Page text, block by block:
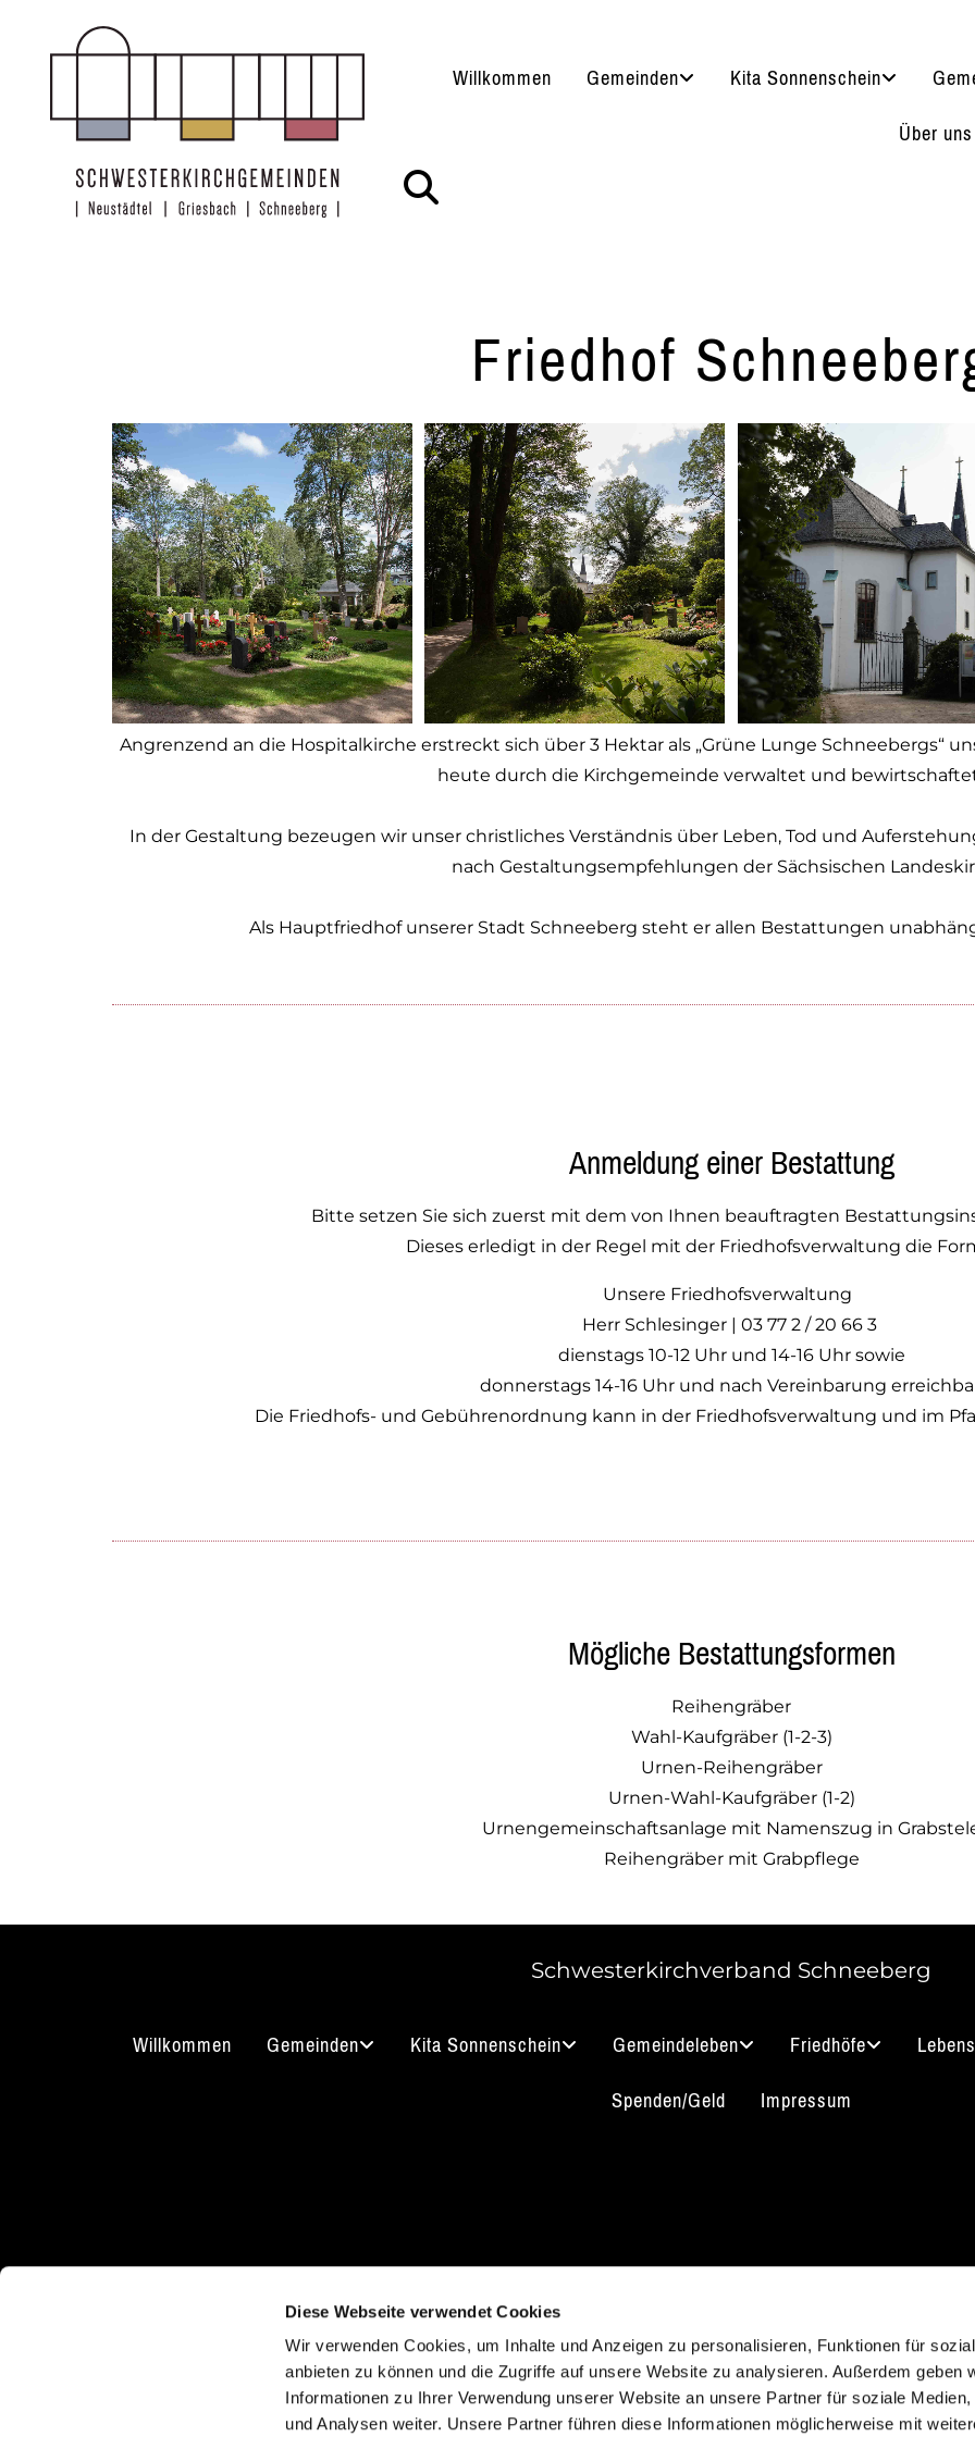
Diese Webseite verwendet Cookies
Wir verwenden Cookies, um Inhalte und Anzeigen zu personalisieren, Funktionen für
anbieten zu können und die Zugriffe auf unsere Website zu analysieren. Außerdem geben
Informationen zu Ihrer Verwendung unserer Website an unsere Partner für soziale Medien,
und Analysen weiter. Unsere Partner führen diese Informationen möglicherweise mit
Zum Inhalt springen
Willkommen Gemeinden Kita Sonnenschein
Über uns
Friedhof
Angrenzend an die Hospitalkirche erstreckt sich über 3 Hektar als „Grüne Lunge Schneebergs“
heute durch die Kirchgemeinde verwaltet und
In der Gestaltung bezeugen wir unser christliches Verständnis über Leben, Tod und
nach Gestaltungsempfehlungen der Sächsischen
Als Hauptfriedhof unserer Stadt Schneeberg steht er allen Bestattungen
Anmeldung einer Bestattung
Bitte setzen Sie sich zuerst mit dem von Ihnen beauftragten
Dieses erledigt in der Regel mit der Friedhofsverwaltung die
Unsere Friedhofsverwaltung
Herr Schlesinger | 03 77 2 / 20 66 3
dienstags 10-12 Uhr und 14-16 Uhr sowie
donnerstags 14-16 Uhr und nach Vereinbarung
Die Friedhofs- und Gebührenordnung kann in der Friedhofsverwaltung und im
Mögliche Bestattungsformen
Reihengräber
Wahl-Kaufgräber (1-2-3)
Urnen-Reihengräber
Urnen-Wahl-Kaufgräber (1-2)
Urnengemeinschaftsanlage mit Namenszug in
Reihengräber mit Grabpflege
Schwesterkirchverband Schneeberg
Willkommen Gemeinden Kita Sonnenschein Gemeindeleben Friedhöfe
Spenden/Geld
Impressum
08289 Schneeberg
03772 3912 0
kg.schneeberg@evlks.de